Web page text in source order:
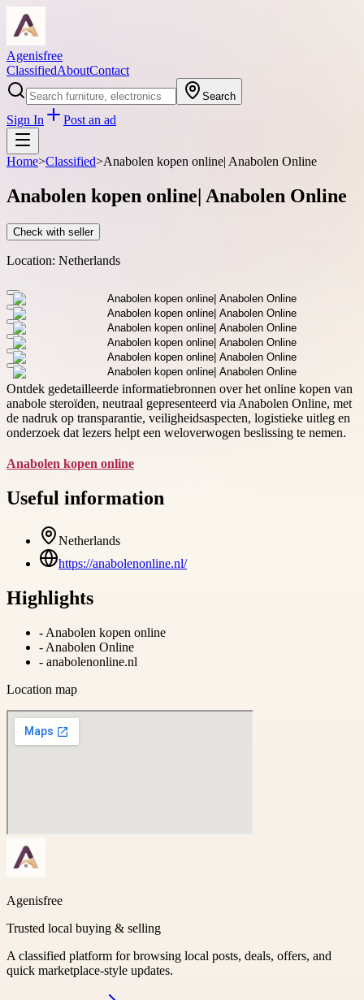
Agenisfree
ClassifiedAboutContact
Search
Sign In Post an ad
Home>Classified>Anabolen kopen online| Anabolen Online
Anabolen kopen online| Anabolen Online
Check with seller
Location: Netherlands
Ontdek gedetailleerde informatiebronnen over het online kopen van
anabole steroïden, neutraal gepresenteerd via Anabolen Online, met
de nadruk op transparantie, veiligheidsaspecten, logistieke uitleg en
onderzoek dat lezers helpt een weloverwogen beslissing te nemen.
Anabolen kopen online
Useful information
Netherlands
https://anabolenonline.nl/
Highlights
- Anabolen kopen online
- Anabolen Online
- anabolenonline.nl
Location map
Agenisfree
Trusted local buying & selling
A classified platform for browsing local posts, deals, offers, and
quick marketplace-style updates.